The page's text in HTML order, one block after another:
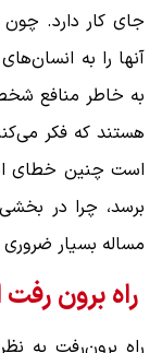
جای کار دارد.
آنها را به
به خاطر منافع
هستند که فکر
است چنین خطای
برسد، چرا در
مساله بسیار
راه برون